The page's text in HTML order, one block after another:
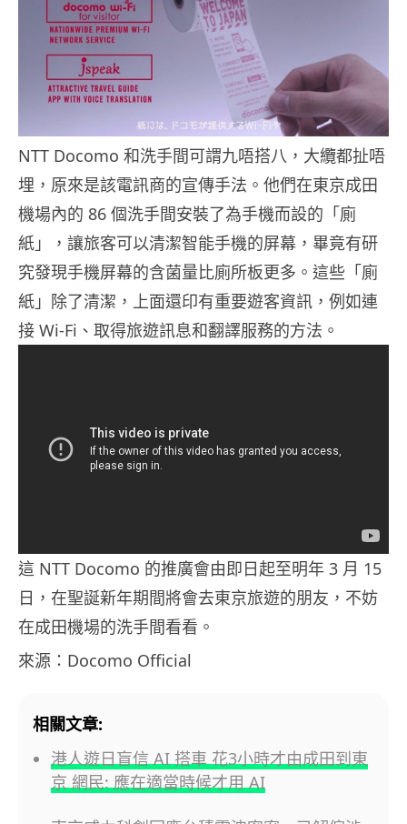
NTT Docomo 和洗手間可謂九唔搭八，大纜都扯唔
埋，原來是該電訊商的宣傳手法。他們在東京成田
機場內的 86 個洗手間安裝了為手機而設的「廁
紙」，讓旅客可以清潔智能手機的屏幕，畢竟有研
究發現手機屏幕的含菌量比廁所板更多。這些「廁
紙」除了清潔，上面還印有重要遊客資訊，例如連
接 Wi-Fi、取得旅遊訊息和翻譯服務的方法。
這 NTT Docomo 的推廣會由即日起至明年 3 月 15
日，在聖誕新年期間將會去東京旅遊的朋友，不妨
在成田機場的洗手間看看。
來源：Docomo Official
相關文章:
港人遊日盲信 AI 搭車 花3小時才由成田到東
京 網民: 應在適當時候才用 AI